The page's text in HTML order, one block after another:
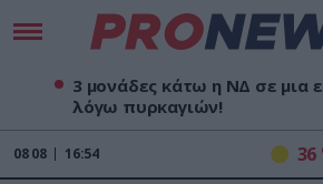
3 μονάδες κάτω η ΝΔ σε μια
λόγω πυρκαγιών!
08 08 16:54 36